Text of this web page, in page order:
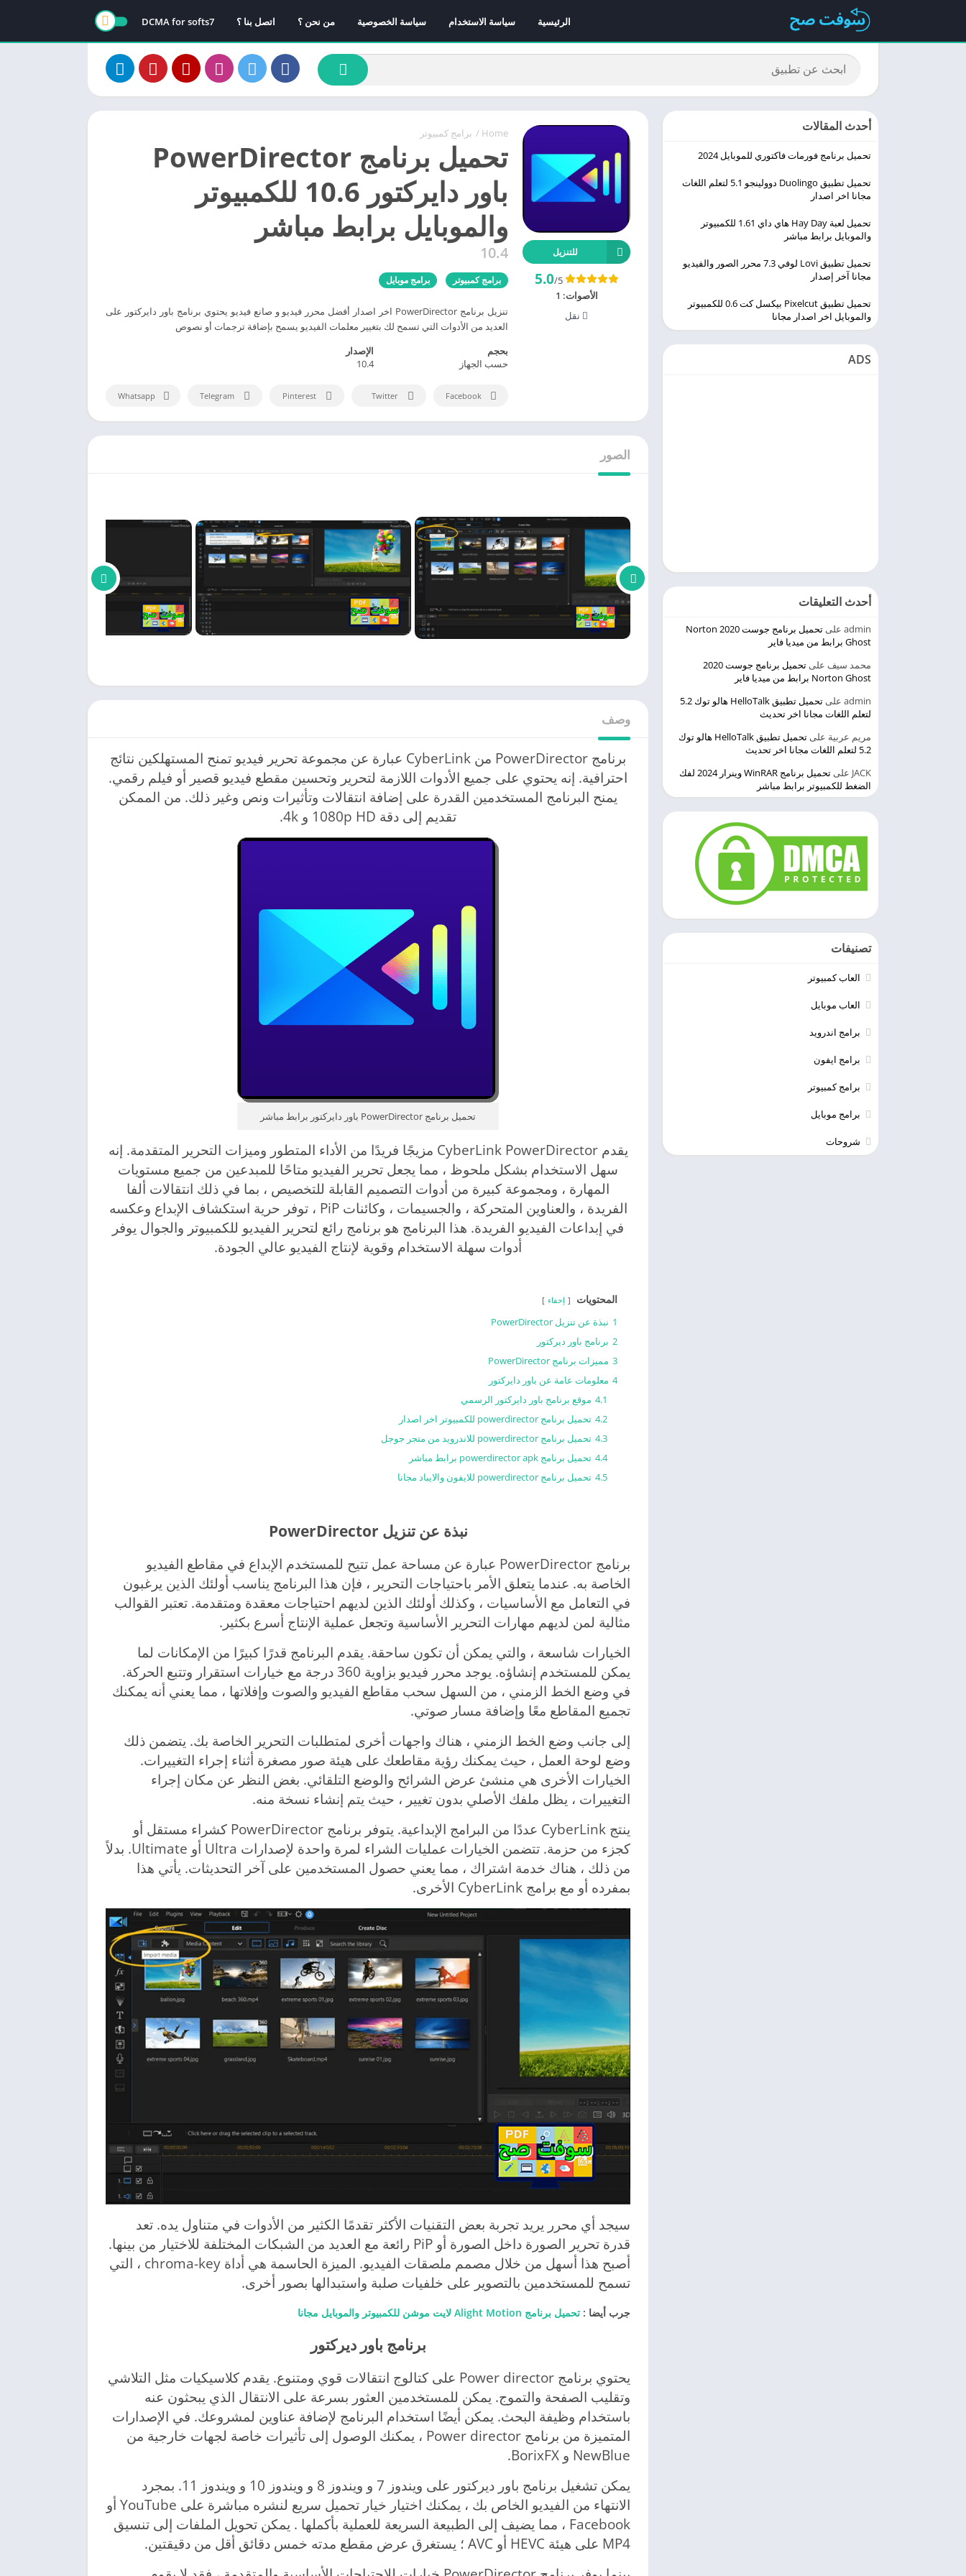
الرئيسية سياسة الاستخدام سياسة الخصوصية من نحن ؟ اتصل بنا ؟ DCMA for softs7
Home
/ برامج كمبيوتر
تحميل برنامج PowerDirector
باور دايركتور 10.6 للكمبيوتر
والموبايل برابط مباشر
10.4
برامج كمبيوتر برامج موبايل
تنزيل برنامج PowerDirector اخر اصدار أفضل محرر فيديو و صانع فيديو يحتوي برنامج باور دايركتور على
العديد من الأدوات التي تسمح لك بتغيير معلمات الفيديو يسمح بإضافة ترجمات أو نصوص
للتنزيل
5.0/5
الأصوات: 1
نقل
بحجم
حسب الجهاز
الإصدار
10.4
Facebook
Twitter
Pinterest
Telegram
Whatsapp
الصور
وصف
برنامج PowerDirector من CyberLink عبارة عن مجموعة تحرير فيديو تمنح المستهلكين نتائج
احترافية. إنه يحتوي على جميع الأدوات اللازمة لتحرير وتحسين مقطع فيديو قصير أو فيلم رقمي.
يمنح البرنامج المستخدمين القدرة على إضافة انتقالات وتأثيرات ونص وغير ذلك. من الممكن
تقديم إلى دقة 1080p HD و 4k.
تحميل برنامج PowerDirector باور دايركتور برابط مباشر
يقدم CyberLink PowerDirector مزيجًا فريدًا من الأداء المتطور وميزات التحرير المتقدمة. إنه
سهل الاستخدام بشكل ملحوظ ، مما يجعل تحرير الفيديو متاحًا للمبدعين من جميع مستويات
المهارة ، ومجموعة كبيرة من أدوات التصميم القابلة للتخصيص ، بما في ذلك انتقالات ألفا
الفريدة ، والعناوين المتحركة ، والجسيمات ، وكائنات PiP ، توفر حرية استكشاف الإبداع وعكسه
في إبداعات الفيديو الفريدة. هذا البرنامج هو برنامج رائع لتحرير الفيديو للكمبيوتر والجوال يوفر
أدوات سهلة الاستخدام وقوية لإنتاج الفيديو عالي الجودة.
المحتويات إخفاء
1 نبذة عن تنزيل PowerDirector
2 برنامج باور ديركتور
3 مميزات برنامج PowerDirector
4 معلومات عامة عن باور دايركتور
4.1 موقع برنامج باور دايركتور الرسمي
4.2 تحميل برنامج powerdirector للكمبيوتر اخر اصدار
4.3 تحميل برنامج powerdirector للاندرويد من متجر جوجل
4.4 تحميل برنامج powerdirector apk برابط مباشر
4.5 تحميل برنامج powerdirector للايفون والايباد مجانا
نبذة عنتنزيل PowerDirector
برنامج PowerDirector عبارة عن مساحة عمل تتيح للمستخدم الإبداع في مقاطع الفيديو
الخاصة به. عندما يتعلق الأمر باحتياجات التحرير ، فإن هذا البرنامج يناسب أولئك الذين يرغبون
في التعامل مع الأساسيات ، وكذلك أولئك الذين لديهم احتياجات معقدة ومتقدمة. تعتبر القوالب
مثالية لمن لديهم مهارات التحرير الأساسية وتجعل عملية الإنتاج أسرع بكثير.
الخيارات شاسعة ، والتي يمكن أن تكون ساحقة. يقدم البرنامج قدرًا كبيرًا من الإمكانات لما
يمكن للمستخدم إنشاؤه. يوجد محرر فيديو بزاوية 360 درجة مع خيارات استقرار وتتبع الحركة.
في وضع الخط الزمني ، من السهل سحب مقاطع الفيديو والصوت وإفلاتها ، مما يعني أنه يمكنك
تجميع المقاطع معًا وإضافة مسار صوتي.
إلى جانب وضع الخط الزمني ، هناك واجهات أخرى لمتطلبات التحرير الخاصة بك. يتضمن ذلك
وضع لوحة العمل ، حيث يمكنك رؤية مقاطعك على هيئة صور مصغرة أثناء إجراء التغييرات.
الخيارات الأخرى هي منشئ عرض الشرائح والوضع التلقائي. بغض النظر عن مكان إجراء
التغييرات ، يظل ملفك الأصلي بدون تغيير ، حيث يتم إنشاء نسخة منه.
ينتج CyberLink عددًا من البرامج الإبداعية. يتوفر برنامج PowerDirector كشراء مستقل أو
كجزء من حزمة. تتضمن الخيارات عمليات الشراء لمرة واحدة لإصدارات Ultra أو Ultimate. بدلاً
من ذلك ، هناك خدمة اشتراك ، مما يعني حصول المستخدمين على آخر التحديثات. يأتي هذا
بمفرده أو مع برامج CyberLink الأخرى.
سيجد أي محرر يريد تجربة بعض التقنيات الأكثر تقدمًا الكثير من الأدوات في متناول يده. تعد
قدرة تحرير الصورة داخل الصورة أو PiP رائعة مع العديد من الشبكات المختلفة للاختيار من بينها.
أصبح هذا أسهل من خلال مصمم ملصقات الفيديو. الميزة الحاسمة هي أداة chroma-key ، التي
تسمح للمستخدمين بالتصوير على خلفيات صلبة واستبدالها بصور أخرى.
جرب أيضا : تحميل برنامج Alight Motion لايت موشن للكمبيوتر والموبايل مجانا
برنامج باور ديركتور
يحتوي برنامج Power director على كتالوج انتقالات قوي ومتنوع. يقدم كلاسيكيات مثل التلاشي
وتقليب الصفحة والتموج. يمكن للمستخدمين العثور بسرعة على الانتقال الذي يبحثون عنه
باستخدام وظيفة البحث. يمكن أيضًا استخدام البرنامج لإضافة عناوين لمشروعك. في الإصدارات
المتميزة من برنامج Power director ، يمكنك الوصول إلى تأثيرات خاصة لجهات خارجية من
NewBlue و BorixFX.
يمكن تشغيل برنامج باور ديركتور على ويندوز 7 و ويندوز 8 و ويندوز 10 و ويندوز 11. بمجرد
الانتهاء من الفيديو الخاص بك ، يمكنك اختيار خيار تحميل سريع لنشره مباشرة على YouTube أو
Facebook ، مما يضيف إلى الطبيعة السريعة للعملية بأكملها . يمكن تحويل الملفات إلى تنسيق
MP4 على هيئة HEVC أو AVC ؛ يستغرق عرض مقطع مدته خمس دقائق أقل من دقيقتين.
أحدث المقالات
تحميل برنامج فورمات فاكتوري للموبايل 2024
تحميل تطبيق Duolingo ‏دوولينجو 5.1 لتعلم اللغات
مجانا اخر اصدار
تحميل لعبة Hay Day هاي داي 1.61 للكمبيوتر
والموبايل برابط مباشر
تحميل تطبيق Lovi لوفي 7.3 محرر الصور والفيديو
مجانا آخر إصدار
تحميل تطبيق Pixelcut بيكسل كت 0.6 للكمبيوتر
والموبايل اخر اصدار مجانا
ADS
أحدث التعليقات
admin على
تحميل برنامج جوست 2020 Norton
Ghost برابط من ميديا فاير
محمد سيف على
تحميل برنامج جوست 2020
Norton Ghost برابط من ميديا فاير
admin على
تحميل تطبيق HelloTalk هالو توك 5.2
لتعلم اللغات مجانا اخر تحديث
مريم عربية على
تحميل تطبيق HelloTalk هالو توك
5.2 لتعلم اللغات مجانا اخر تحديث
JACK على
تحميل برنامج WinRAR وينرار 2024 لفك
الضغط للكمبيوتر برابط مباشر
تصنيفات
العاب كمبيوتر
العاب موبايل
برامج اندرويد
برامج ايفون
برامج كمبيوتر
برامج موبايل
شروحات